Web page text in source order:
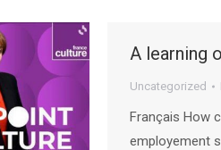
A learning
Uncategorized
Français How
employement